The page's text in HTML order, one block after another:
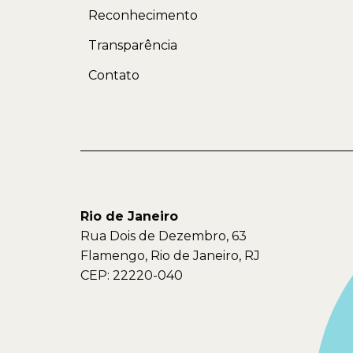
Reconhecimento
Transparência
Contato
Rio de Janeiro
Rua Dois de Dezembro, 63
Flamengo, Rio de Janeiro, RJ
CEP: 22220-040